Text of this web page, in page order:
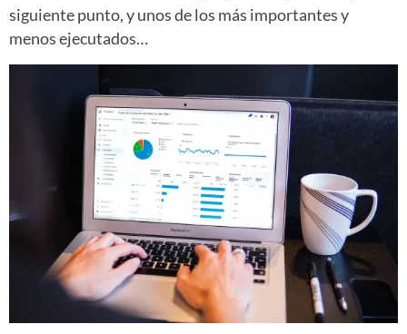
siguiente punto, y unos de los más importantes y
menos ejecutados…